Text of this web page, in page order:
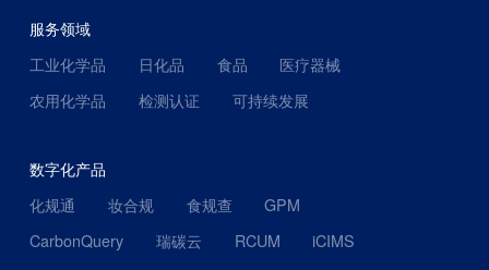
服务领域
工业化学品
日化品 食品
医疗器械
农用化学品
检测认证 可持续发展
数字化产品
化规通
妆合规 食规查
GPM
CarbonQuery
瑞碳云 RCUM iCIMS